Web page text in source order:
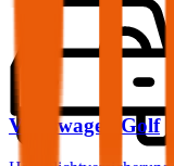
Volkswagen Golf